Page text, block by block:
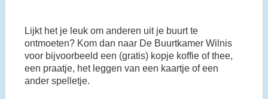
Lijkt het je leuk om anderen uit je buurt te
ontmoeten? Kom dan naar De Buurtkamer Wilnis
voor bijvoorbeeld een (gratis) kopje koffie of thee,
een praatje, het leggen van een kaartje of een
ander spelletje.